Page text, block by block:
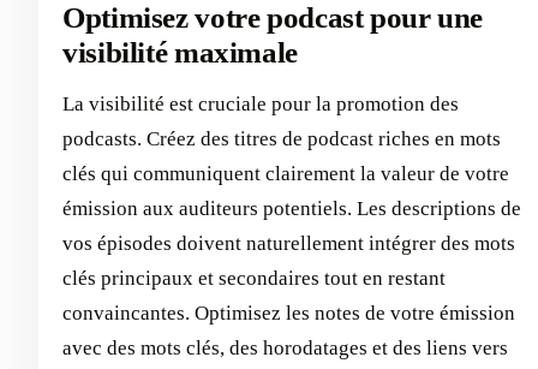
Optimisez votre podcast pour une
visibilité maximale
La visibilité est cruciale pour la promotion des
podcasts. Créez des titres de podcast riches en mots
clés qui communiquent clairement la valeur de votre
émission aux auditeurs potentiels. Les descriptions de
vos épisodes doivent naturellement intégrer des mots
clés principaux et secondaires tout en restant
convaincantes. Optimisez les notes de votre émission
avec des mots clés, des horodatages et des liens vers